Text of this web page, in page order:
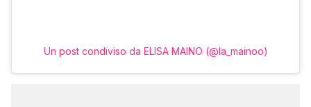
Un post condiviso da ELISA MAINO (@la_mainoo)